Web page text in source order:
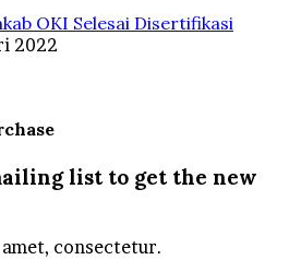
OKI Selesai Disertifikasi
2022
list to get the new
consectetur.